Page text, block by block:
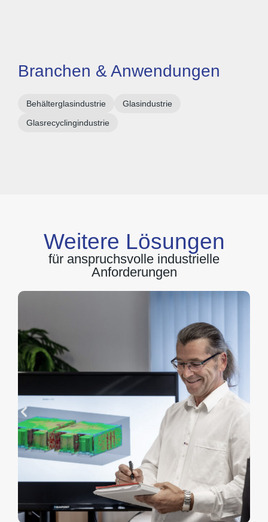
Branchen & Anwendungen
Behälterglasindustrie
Glasindustrie
Glasrecyclingindustrie
Weitere Lösungen
für anspruchsvolle industrielle
Anforderungen